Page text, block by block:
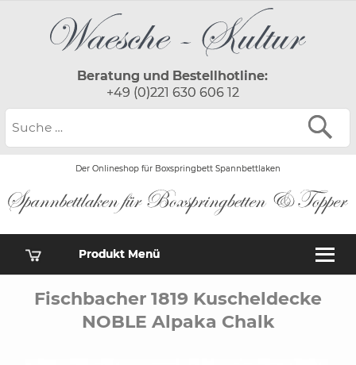
Beratung und Bestellhotline:
+49 (0)221 630 606 12
Der Onlineshop für Boxspringbett Spannbettlaken
Produkt Menü
Fischbacher 1819 Kuscheldecke
NOBLE Alpaka Chalk